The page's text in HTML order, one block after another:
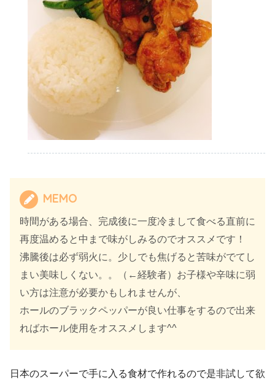
MEMO
時間がある場合、完成後に一度冷まして食べる直前に
再度温めると中まで味がしみるのでオススメです！
沸騰後は必ず弱火に。少しでも焦げると苦味がでてし
まい美味しくない。。（←経験者）お子様や辛味に弱
い方は注意が必要かもしれませんが、
ホールのブラックペッパーが良い仕事をするので出来
ればホール使用をオススメします^^
日本のスーパーで手に入る食材で作れるので是非試して欲